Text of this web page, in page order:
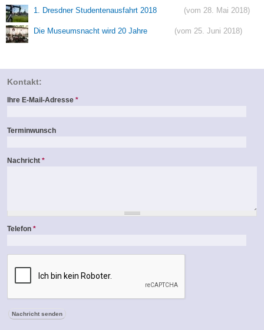
1. Dresdner Studentenausfahrt 2018 (vom 28. Mai 2018)
Die Museumsnacht wird 20 Jahre (vom 25. Juni 2018)
Kontakt:
Ihre E-Mail-Adresse*
Terminwunsch
Nachricht*
Telefon*